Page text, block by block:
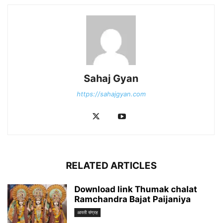
Sahaj Gyan
https://sahajgyan.com
RELATED ARTICLES
Download link Thumak chalat
Ramchandra Bajat Paijaniya
आरती संग्रह